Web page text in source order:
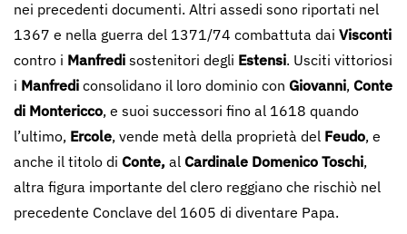
nei precedenti documenti. Altri assedi sono riportati nel
1367 e nella guerra del 1371/74 combattuta dai Visconti
contro i Manfredi sostenitori degli Estensi. Usciti vittoriosi
i Manfredi consolidano il loro dominio con Giovanni, Conte
di Montericco, e suoi successori fino al 1618 quando
l’ultimo, Ercole, vende metà della proprietà del Feudo, e
anche il titolo di Conte, al Cardinale Domenico Toschi,
altra figura importante del clero reggiano che rischiò nel
precedente Conclave del 1605 di diventare Papa.